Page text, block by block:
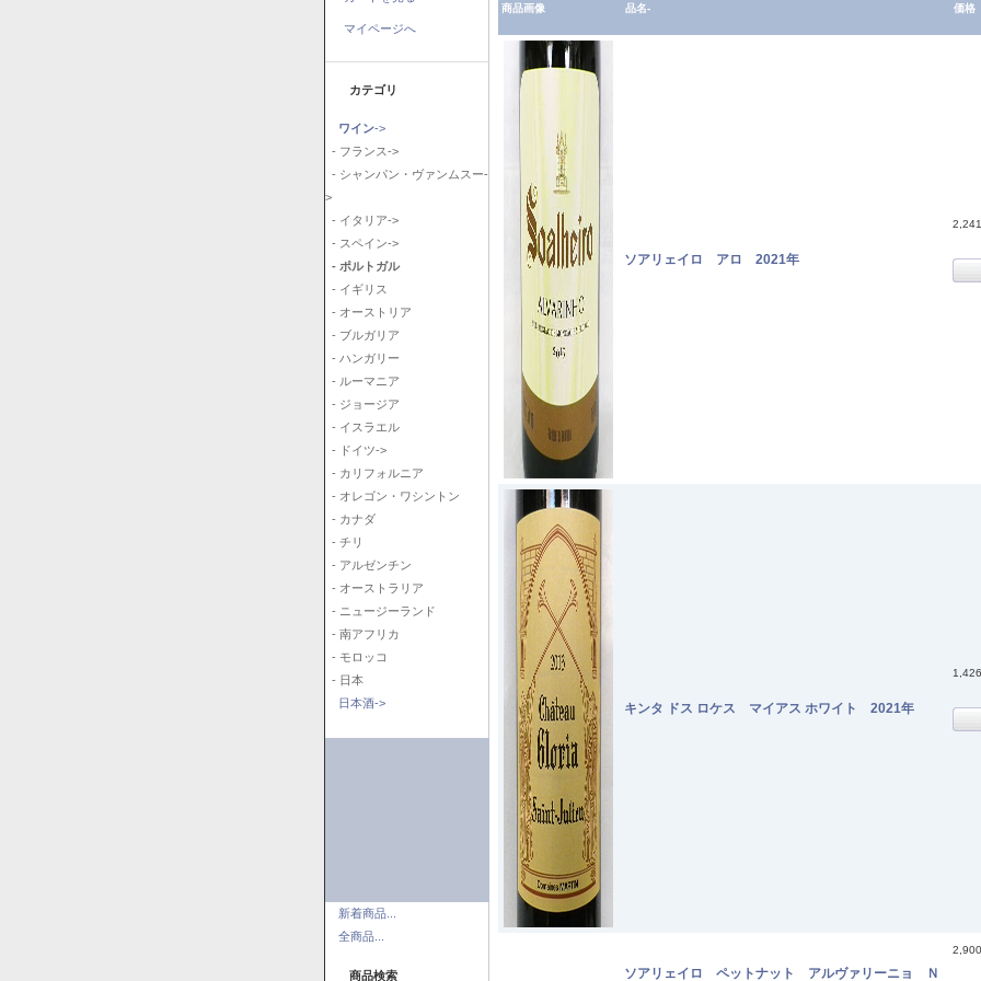
マイページへ
カテゴリ
ワイン->
- フランス->
- シャンパン・ヴァンムスー-
>
- イタリア->
- スペイン->
- ポルトガル
- イギリス
- オーストリア
- ブルガリア
- ハンガリー
- ルーマニア
- ジョージア
- イスラエル
- ドイツ->
- カリフォルニア
- オレゴン・ワシントン
- カナダ
- チリ
- アルゼンチン
- オーストラリア
- ニュージーランド
- 南アフリカ
- モロッコ
- 日本
日本酒->
新着商品...
全商品...
商品検索
商品画像 品名- 価格
ソアリェイロ アロ 2021年
キンタ ドス ロケス マイアス ホワイト 2021年
ソアリェイロ ペットナット アルヴァリーニョ Ｎ